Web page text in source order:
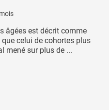
âgées est décrit comme
celui de cohortes plus
mené sur plus de ...